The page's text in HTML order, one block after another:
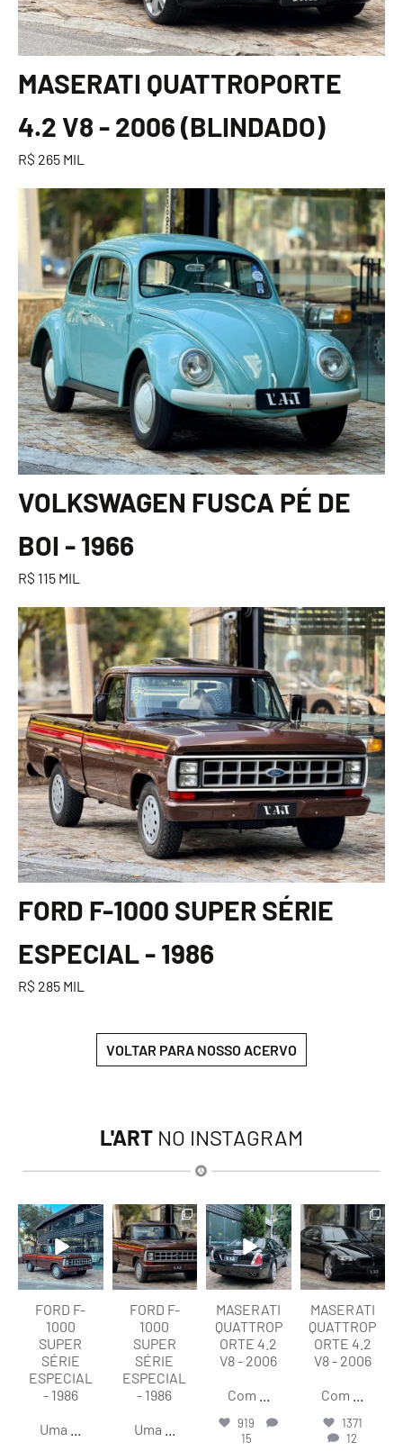
MASERATI QUATTROPORTE
4.2 V8 - 2006 (BLINDADO)
R$ 265 MIL
VOLKSWAGEN FUSCA PÉ DE
BOI - 1966
R$ 115 MIL
FORD F-1000 SUPER SÉRIE
ESPECIAL - 1986
R$ 285 MIL
VOLTAR PARA NOSSO ACERVO
L'ART NO INSTAGRAM
lart.br
Ago 7
FORD F-
1000
SUPER
SÉRIE
ESPECIAL
- 1986
Uma
lart.br
Ago 7
FORD F-
1000
SUPER
SÉRIE
ESPECIAL
- 1986
Uma
lart.br
Ago 6
MASERATI
QUATTROP
ORTE 4.2
V8 - 2006
Com
919
15
lart.br
Ago 6
MASERATI
QUATTROP
ORTE 4.2
V8 - 2006
Com
1371
12